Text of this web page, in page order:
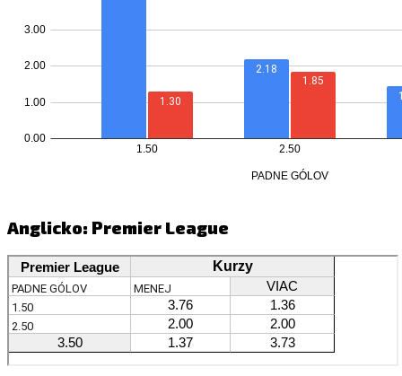
Anglicko: Premier League